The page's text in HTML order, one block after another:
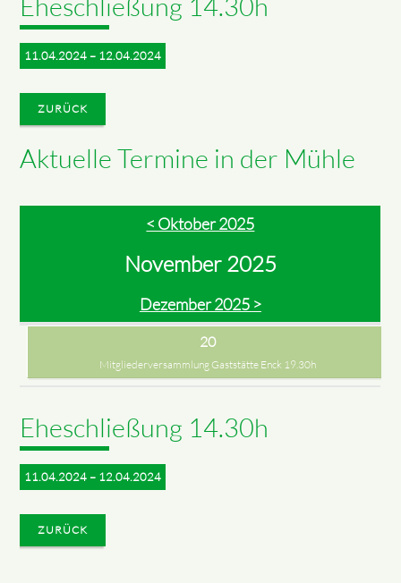
11.04.2024 – 12.04.2024
ZURÜCK
Aktuelle Termine in der Mühle
< Oktober 2025
November 2025
Dezember 2025 >
20
Mitgliederversammlung Gaststätte Enck 19.30h
Eheschließung 14.30h
11.04.2024 – 12.04.2024
ZURÜCK